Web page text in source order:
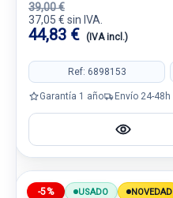
39,00 €
37,05 € sin IVA.
44,83 € (IVA incl.)
Ref: 6898153
Garantía 1 año Envío 24-48h
-5% USADO NOVEDAD